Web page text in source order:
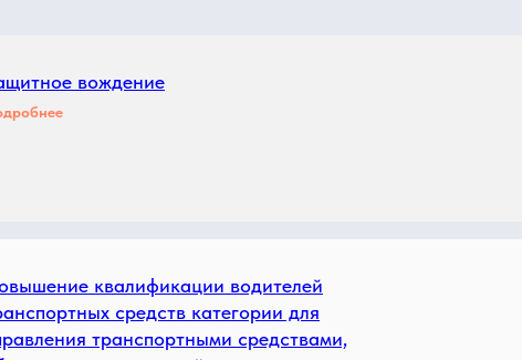
вождение
квалификации водителей
средств категории для
транспортными средствами,